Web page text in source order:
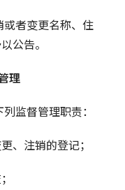
者变更名称、住
公告。
理
监督管理职责：
、注销的登记；